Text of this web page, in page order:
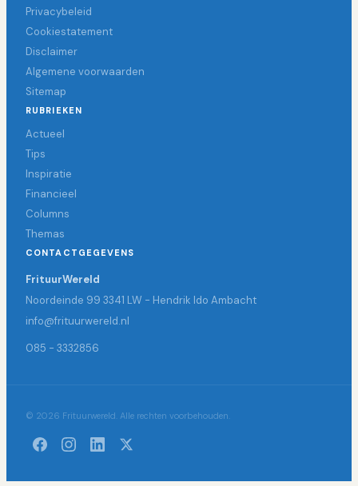
Privacybeleid
Cookiestatement
Disclaimer
Algemene voorwaarden
Sitemap
RUBRIEKEN
Actueel
Tips
Inspiratie
Financieel
Columns
Themas
CONTACTGEGEVENS
FrituurWereld
Noordeinde 99 3341 LW - Hendrik Ido Ambacht
info@frituurwereld.nl
085 - 3332856
© 2026 Frituurwereld. Alle rechten voorbehouden.